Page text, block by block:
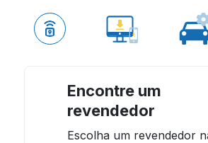
Encontre um
revendedor
Escolha um revendedor